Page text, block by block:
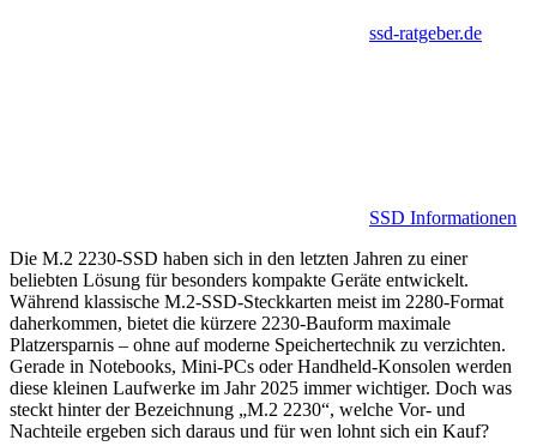
ssd-ratgeber.de
SSD Informationen
Die M.2 2230-SSD haben sich in den letzten Jahren zu einer
beliebten Lösung für besonders kompakte Geräte entwickelt.
Während klassische M.2-SSD-Steckkarten meist im 2280-Format
daherkommen, bietet die kürzere 2230-Bauform maximale
Platzersparnis – ohne auf moderne Speichertechnik zu verzichten.
Gerade in Notebooks, Mini-PCs oder Handheld-Konsolen werden
diese kleinen Laufwerke im Jahr 2025 immer wichtiger. Doch was
steckt hinter der Bezeichnung „M.2 2230“, welche Vor- und
Nachteile ergeben sich daraus und für wen lohnt sich ein Kauf?